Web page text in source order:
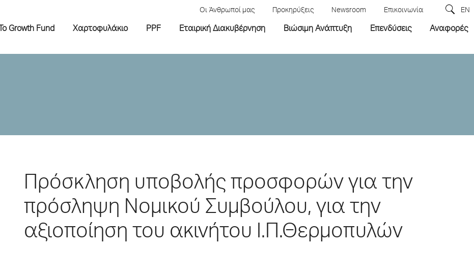
Οι Άνθρωποί μας Προκηρύξεις Newsroom Επικοινωνία EN
Το Growth Fund Χαρτοφυλάκιο PPF Εταιρική Διακυβέρνηση Βιώσιμη Ανάπτυξη Επενδύσεις Αναφορές
Πρόσκληση υποβολής προσφορών για την
πρόσληψη Νομικού Συμβούλου, για την
αξιοποίηση του ακινήτου Ι.Π.Θερμοπυλών